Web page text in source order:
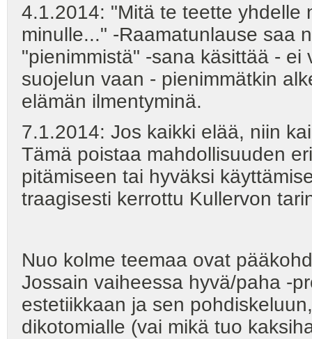
4.1.2014: "Mitä te teette yhdelle
minulle..." -Raamatunlause saa
"pienimmistä" -sana käsittää -
suojelun vaan - pienimmätkin
elämän ilmentyminä.
7.1.2014: Jos kaikki elää, niin
Tämä poistaa mahdollisuuden
pitämiseen tai hyväksi
traagisesti kerrottu Kullervon
Nuo kolme teemaa ovat
Jossain vaiheessa hyvä/paha -
estetiikkaan ja sen
dikotomialle (vai mikä tuo